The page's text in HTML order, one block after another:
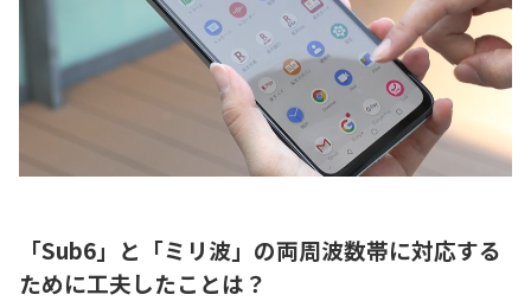
「Sub6」と「ミリ波」の両周波数帯に対応する
ために工夫したことは？